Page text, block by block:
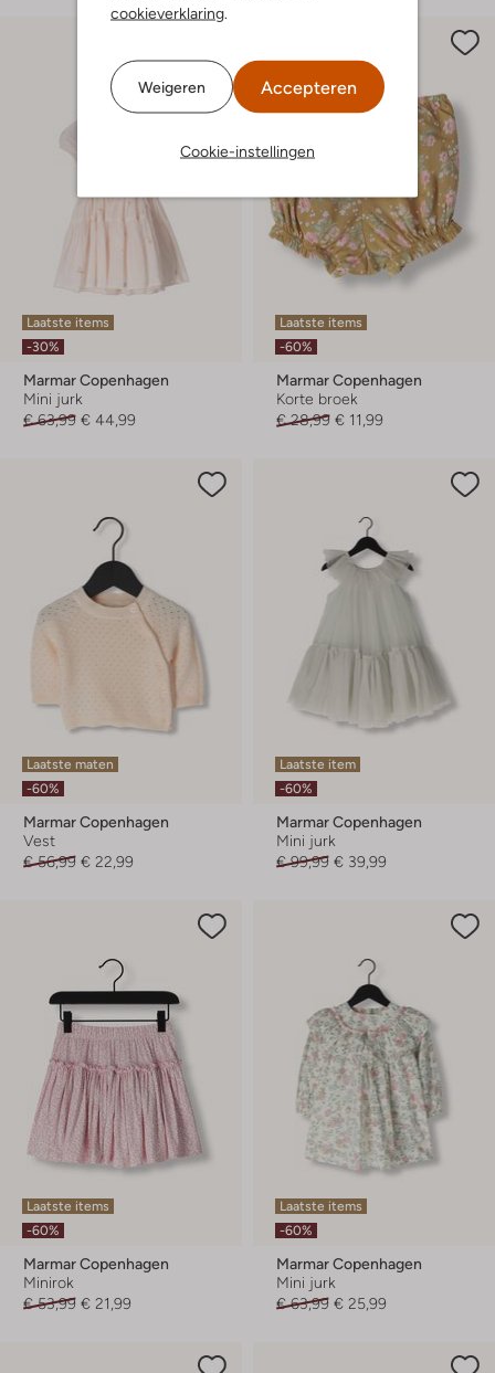
cookieverklaring.
Weigeren Accepteren
Cookie-instellingen
Laatste items
-30%
Marmar Copenhagen
Mini jurk
€ 63,99 € 44,99
Laatste items
-60%
Marmar Copenhagen
Korte broek
€ 28,99 € 11,99
Laatste maten
-60%
Marmar Copenhagen
Vest
€ 56,99 € 22,99
Laatste item
-60%
Marmar Copenhagen
Mini jurk
€ 99,99 € 39,99
Laatste items
-60%
Marmar Copenhagen
Minirok
€ 53,99 € 21,99
Laatste items
-60%
Marmar Copenhagen
Mini jurk
€ 63,99 € 25,99